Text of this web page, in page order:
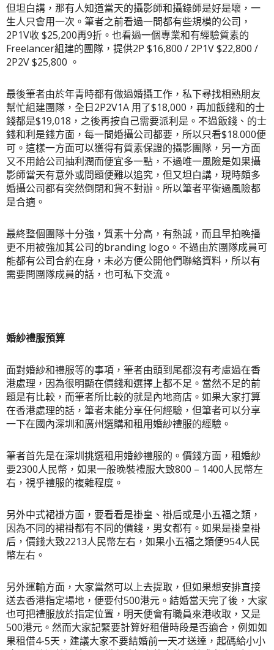
但坦白講，那有人知道當天的攝影師和攝錄師是好是壞，一
生人只會用一次。筆者之前看過一間都有些規模的公司，
2P1V收 $25,200再9折。也看過一個專業和有經驗質素的
Freelancer組建的團隊，提供2P $16,800 / 2P1V $22,800 /
2P2V $25,800 。
最後筆者由於年青時都有做過婚攝工作，私下尋找相熟朋友
幫忙組建團隊，全日2P2V1A 用了$18,000，再加飯錢和的士
錢都是$19,018，之後再按自己需要派利是。不過飯錢、的士
錢和利是錢方面，每一間婚攝公司都要，所以只看$18.000便
可。這樣一方面可以獲得有質素保證的攝影團隊，另一方面
又不用給公司抽利潤而便宜多一點，不過唯一風險是如果攝
影師當天有意外或問題便難以追究，但又坦白講，現時頗多
婚攝公司都有突然倒閉和貨不對辦。所以筆者平衡過風險都
是合適。
最終整個團隊十分強，質素十分高，有熱誠，而且早拍晚播
更不用被強加其公司的branding logo。不過由於團隊成員可
能都有公司合約在身，未必方便公開他們聯絡資料，所以有
需要問團隊成員的話，也可私下交流。
婚紗禮服預算
面對婚紗和禮服等的事項，筆者由頭到尾都沒有考慮過在香
港處理，因為很明顯在價錢和選擇上都不足。當然不足的前
題是有比較，而筆者所比較的就是內地商店。如果大家打算
在香港處理的話，筆者未能分享任何經驗，但筆者可以分享
一下在國內深圳和廣州選購和租用婚紗禮服的經驗。
筆者首先是在深圳挑選租用婚紗禮服的。價錢方面，租婚紗
要2300人民幣，如果一般晚裝禮服大致800 – 1400人民幣左
右，視乎禮服的複雜程度。
另外中式裙褂方面，要看看是褂皇、褂后或是小五福之類，
因為不同的裙褂都有不同的價錢，男女都有。如果是褂皇褂
后，價錢大致2213人民幣左右，如果小五福之類便954人民
幣左右。
另外運輸方面，大家當然可以上去提取，但如果想安排直接
送去香港指定場地，便要付500港元。結婚當天完了後，大家
也可把禮服放於指定位置，明天便會有職員來港收取，又是
500港元。然而大家記緊要計算好租借時段是否適合，例如如
果租借4-5天，建議大家不要結婚前一天才送達，起碼給小小